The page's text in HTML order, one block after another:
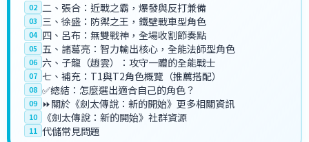
02 二、張合：近戰之霸，爆發與反打兼備
03 三、徐盛：防禦之王，鐵壁戰車型角色
04 四、呂布：無雙戰神，全場收割節奏點
05 五、諸葛亮：智力輸出核心，全能法師型角色
06 六、子龍（趙雲）：攻守一體的全能戰士
07 七、補充：T1與T2角色概覽（推薦搭配）
08 ✅總結：怎麼選出適合自己的角色？
09 ⏩關於《劍太傳說：新的開始》更多相關資訊
10 《劍太傳說：新的開始》社群資源
11 代儲常見問題